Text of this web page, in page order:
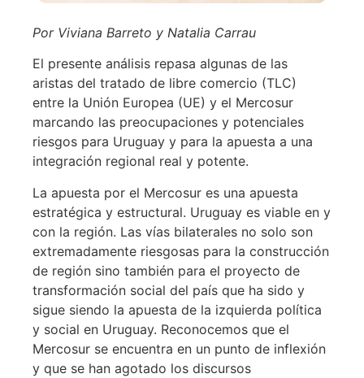
Por Viviana Barreto y Natalia Carrau
El presente análisis repasa algunas de las
aristas del tratado de libre comercio (TLC)
entre la Unión Europea (UE) y el Mercosur
marcando las preocupaciones y potenciales
riesgos para Uruguay y para la apuesta a una
integración regional real y potente.
La apuesta por el Mercosur es una apuesta
estratégica y estructural. Uruguay es viable en y
con la región. Las vías bilaterales no solo son
extremadamente riesgosas para la construcción
de región sino también para el proyecto de
transformación social del país que ha sido y
sigue siendo la apuesta de la izquierda política
y social en Uruguay. Reconocemos que el
Mercosur se encuentra en un punto de inflexión
y que se han agotado los discursos